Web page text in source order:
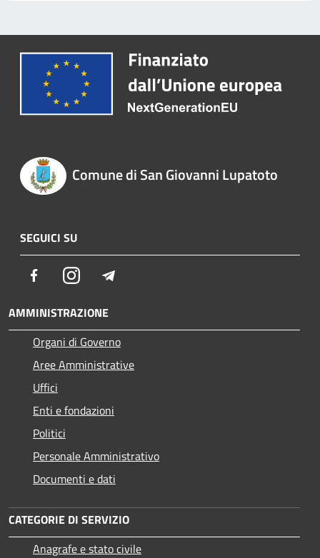
Comune di San Giovanni Lupatoto
SEGUICI SU
FacebookInstagram
AMMINISTRAZIONE
Organi di Governo
Aree Amministrative
Uffici
Enti e fondazioni
Politici
Personale Amministrativo
Documenti e dati
CATEGORIE DI SERVIZIO
Anagrafe e stato civile